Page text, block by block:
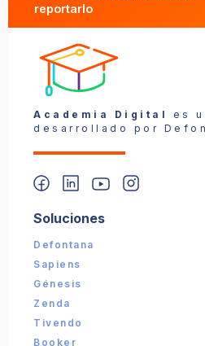
reportarlo
Reportar un
📎 Captura (opcional):
Academia Digital
es
desarrollado por
Soluciones
Defontana
Sapiens
Génesis
Zenda
Tivendo
Booker